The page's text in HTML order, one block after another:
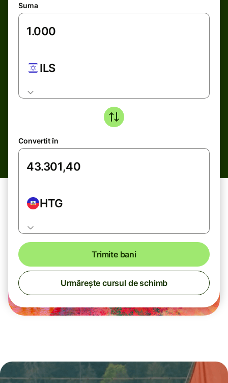
Suma
ILS
Convertit în
HTG
Trimite bani
Urmărește cursul de schimb